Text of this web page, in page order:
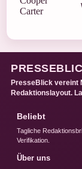
PresseBlick vereint
Redaktionslayout.
Beliebt
Tagliche
Verifikation.
Über uns